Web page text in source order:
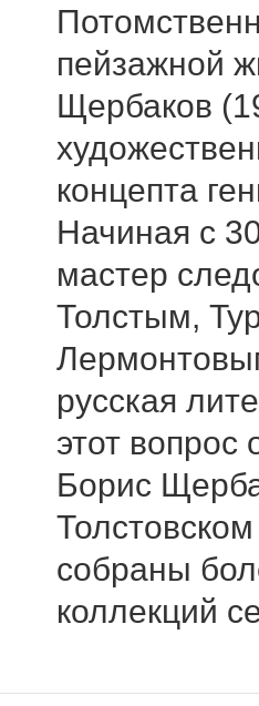
пейзажной
Щербаков
концепта
Начиная с
мастер
Толстым,
русская
этот вопрос
Борис
собраны
коллекций